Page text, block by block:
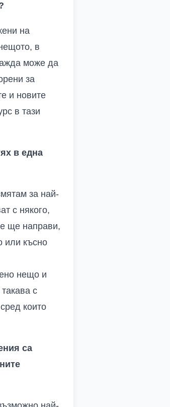
на
в
може да
за
и новите
в тази
в една
за най-
с някого,
ще направи,
или късно
нещо и
с
които
са